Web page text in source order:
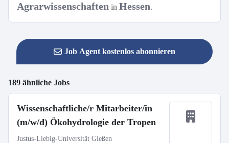
Agrarwissenschaften in Hessen.
Job Agent kostenlos abonnieren
189 ähnliche Jobs
Wissenschaftliche/r Mitarbeiter/in
(m/w/d) Ökohydrologie der Tropen
Justus-Liebig-Universität Gießen